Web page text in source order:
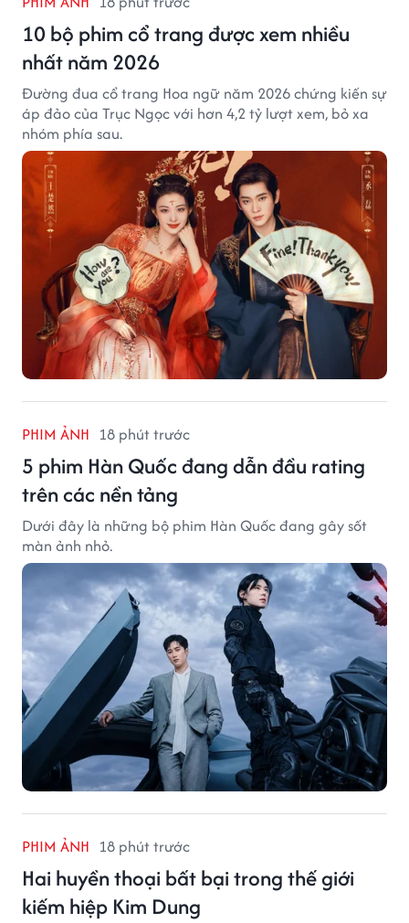
10 bộ phim cổ trang được xem nhiều
nhất năm 2026
Đường đua cổ trang Hoa ngữ năm 2026 chứng kiến sự
áp đảo của Trục Ngọc với hơn 4,2 tỷ lượt xem, bỏ xa
nhóm phía sau.
PHIM ẢNH 18 phút trước
5 phim Hàn Quốc đang dẫn đầu rating
trên các nền tảng
Dưới đây là những bộ phim Hàn Quốc đang gây sốt
màn ảnh nhỏ.
PHIM ẢNH 18 phút trước
Hai huyền thoại bất bại trong thế giới
kiếm hiệp Kim Dung